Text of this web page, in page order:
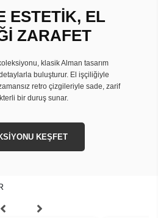
ESTETİK, EL
ZARAFET
klasik Alman tasarım
buluşturur. El işçiliğiyle
retro çizgileriyle sade, zarif
bir duruş sunar.
KEŞFET